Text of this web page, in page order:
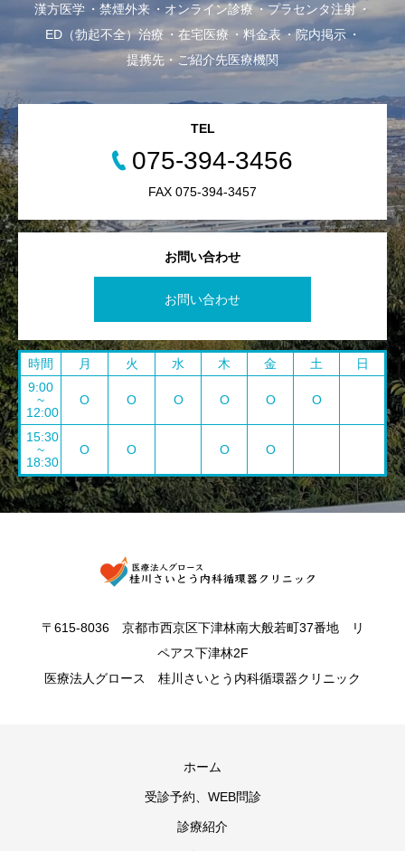
漢方医学
禁煙外来 オンライン診療
プラセンタ注射
ED（勃起不全）治療
在宅医療 料金表
院内掲示
提携先・ご紹介先医療機関
お問い合わせ
お問い合わせ
TEL
075-394-3456
FAX 075-394-3457
時間 月 火 水 木 金 土
日
9:00
~
12:00
O O O O O O
15:30
~
18:30
O O O O
〒615-8036 京都市西京区下津林南大般若町37番地 リ
ペアス下津林2F
医療法人グロース 桂川さいとう内科循環器クリニック
ホーム
受診予約、WEB問診
診療紹介